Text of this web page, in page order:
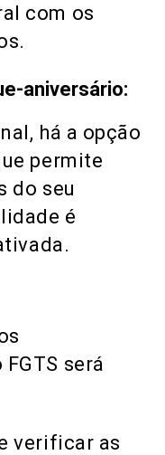
com os
aniversário:
há a opção
permite
do seu
é
será
verificar as